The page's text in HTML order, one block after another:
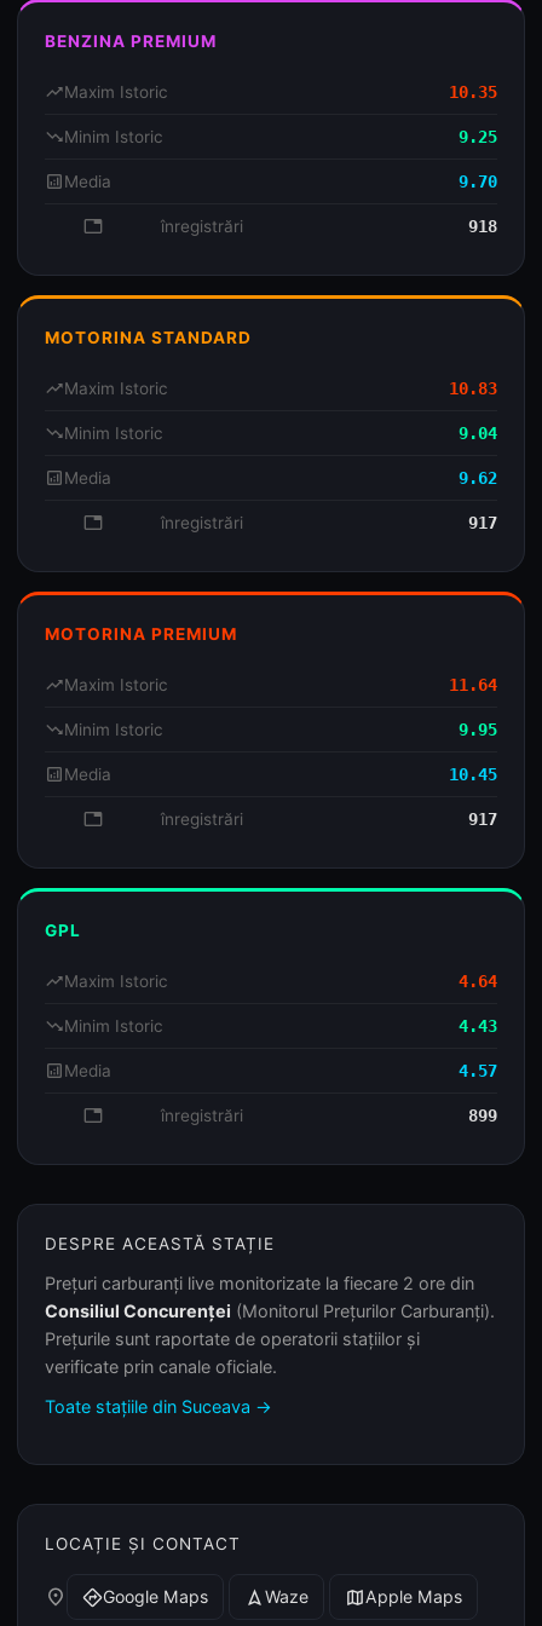
BENZINA PREMIUM
trending_upMaxim Istoric 10.35
trending_downMinim Istoric 9.25
analyticsMedia 9.70
database înregistrări 918
MOTORINA STANDARD
trending_upMaxim Istoric 10.83
trending_downMinim Istoric 9.04
analyticsMedia 9.62
database înregistrări 917
MOTORINA PREMIUM
trending_upMaxim Istoric 11.64
trending_downMinim Istoric 9.95
analyticsMedia 10.45
database înregistrări 917
GPL
trending_upMaxim Istoric 4.64
trending_downMinim Istoric 4.43
analyticsMedia 4.57
database înregistrări 899
DESPRE ACEASTĂ STAȚIE
Prețuri carburanți live monitorizate la fiecare 2 ore din
Consiliul Concurenței (Monitorul Prețurilor Carburanți).
Prețurile sunt raportate de operatorii stațiilor și
verificate prin canale oficiale.
Toate stațiile din Suceava →
LOCAȚIE ȘI CONTACT
place directionsGoogle Maps navigation Waze mapApple Maps